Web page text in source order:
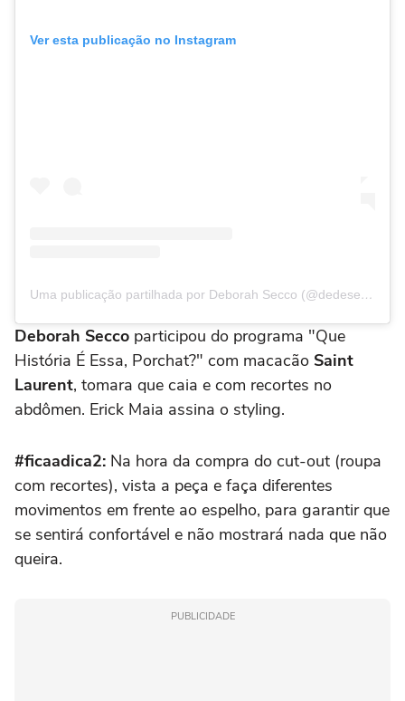
Ver esta publicação no Instagram
Uma publicação partilhada por Deborah Secco (@dedesecco)
Deborah Secco participou do programa "Que
História É Essa, Porchat?" com macacão Saint
Laurent, tomara que caia e com recortes no
abdômen. Erick Maia assina o styling.
#ficaadica2: Na hora da compra do cut-out (roupa
com recortes), vista a peça e faça diferentes
movimentos em frente ao espelho, para garantir que
se sentirá confortável e não mostrará nada que não
queira.
PUBLICIDADE